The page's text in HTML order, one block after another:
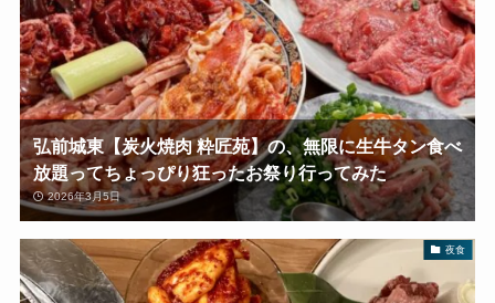
弘前城東【炭火焼肉 粋匠苑】の、無限に生牛タン食べ
放題ってちょっぴり狂ったお祭り行ってみた
2026年3月5日
夜食